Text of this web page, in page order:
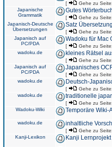
[ Gehe zu Seite:
Japanische
Grammatik
Gutes
[ Gehe zu Seite:
Japanisch-Deutsche
Übersetzungen
Satz Übersetzung
[ Gehe zu Seite:
Japanisch auf
PC/PDA
Wadoku für Mac
[ Gehe zu Seite:
wadoku.de
kleines Rätsel
[ Gehe zu Seite:
Japanisch auf
PC/PDA
Japanisches
[ Gehe zu Seite:
wadoku.de
Deutsch-
[ Gehe zu Seite:
wadoku.de
traditionelle
[ Gehe zu Seite:
Wadoku-Wiki
Temporäre Wiki-
wadoku.de inhaltliche
[ Gehe zu Seite:
Kanji-Lexikon
Kanji